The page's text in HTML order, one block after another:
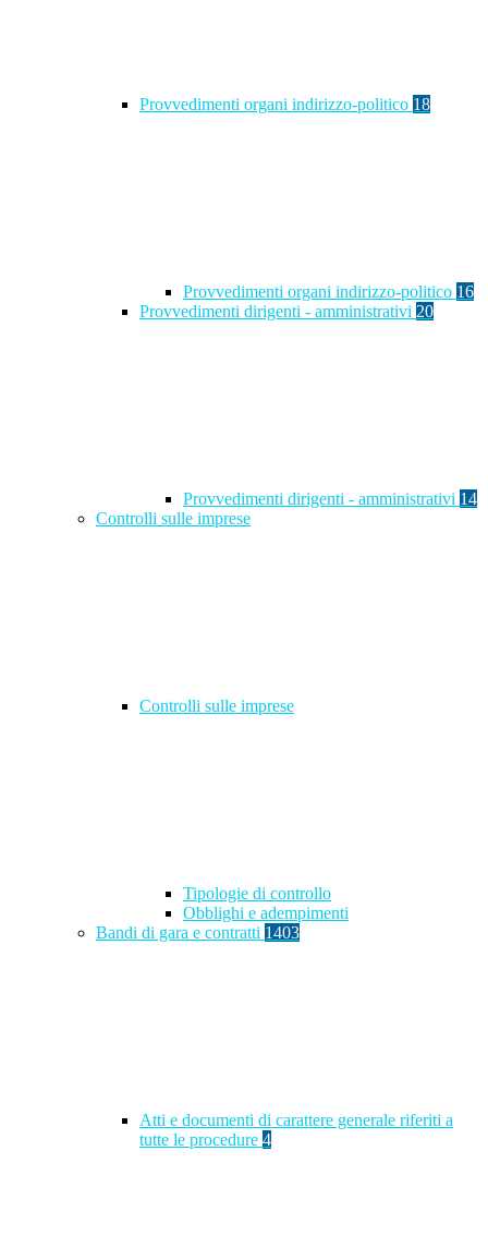
Provvedimenti organi indirizzo-politico 18
Provvedimenti organi indirizzo-politico 16
Provvedimenti dirigenti - amministrativi 20
Provvedimenti dirigenti - amministrativi 14
Controlli sulle imprese
Controlli sulle imprese
Tipologie di controllo
Obblighi e adempimenti
Bandi di gara e contratti 1403
Atti e documenti di carattere generale riferiti a
tutte le procedure 4